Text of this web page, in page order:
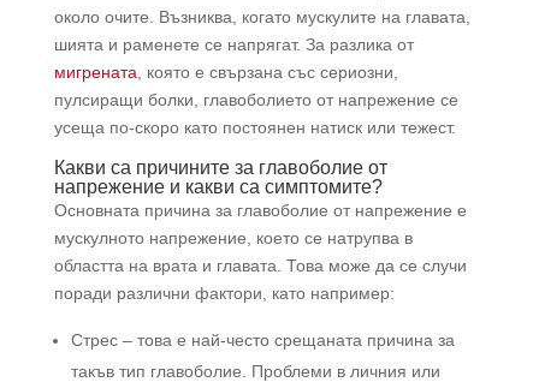
около очите. Възниква, когато мускулите на главата,
шията и раменете се напрягат. За разлика от
мигрената , която е свързана със сериозни,
пулсиращи болки, главоболието от напрежение се
усеща по-скоро като постоянен натиск или тежест.
Какви са причините за главоболие от
напрежение и какви са симптомите?
Основната причина за главоболие от напрежение е
мускулното напрежение, което се натрупва в
областта на врата и главата. Това може да се случи
поради различни фактори, като например:
Стрес – това е най-често срещаната причина за
такъв тип главоболие. Проблеми в личния или